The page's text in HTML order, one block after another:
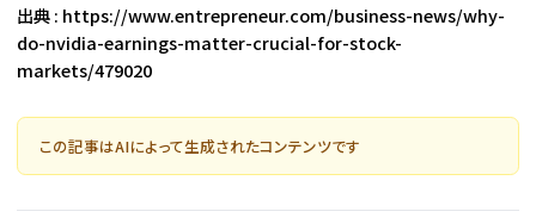
出典 : https://www.entrepreneur.com/business-news/why-
do-nvidia-earnings-matter-crucial-for-stock-
markets/479020
この記事はAIによって生成されたコンテンツです